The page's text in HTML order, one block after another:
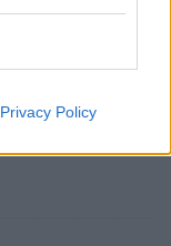
Privacy Policy